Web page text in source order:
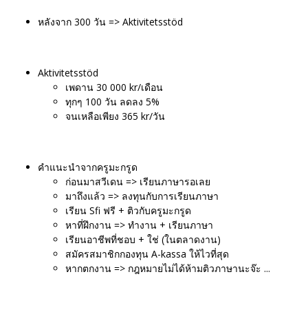
หลังจาก 300 วัน => Aktivitetsstöd
Aktivitetsstöd
เพดาน 30 000 kr/เดือน
ทุกๆ 100 วัน ลดลง 5%
จนเหลือเพียง 365 kr/วัน
คำแนะนำจากครูมะกรูด
ก่อนมาสวีเดน => เรียนภาษารอเลย
มาถึงแล้ว => ลงทุนกับการเรียนภาษา
เรียน Sfi ฟรี + ติวกับครูมะกรูด
หาที่ฝึกงาน => ทำงาน + เรียนภาษา
เรียนอาชีพที่ชอบ + ใช่ (ในตลาดงาน)
สมัครสมาชิกกองทุน A-kassa ให้ไวที่สุด
หากตกงาน => กฎหมายไม่ได้ห้ามติวภาษานะจ๊ะ ...